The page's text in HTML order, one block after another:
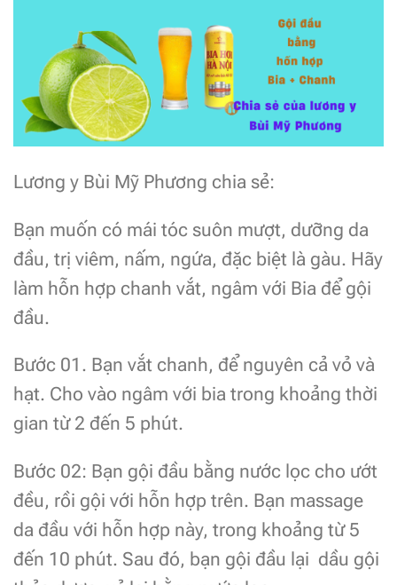
Lương y Bùi Mỹ Phương chia sẻ:
Bạn muốn có mái tóc suôn mượt, dưỡng da
đầu, trị viêm, nấm, ngứa, đặc biệt là gàu. Hãy
làm hỗn hợp chanh vắt, ngâm với Bia để gội
đầu.
Bước 01. Bạn vắt chanh, để nguyên cả vỏ và
hạt. Cho vào ngâm với bia trong khoảng thời
gian từ 2 đến 5 phút.
Bước 02: Bạn gội đầu bằng nước lọc cho ướt
đều, rồi gội với hỗn hợp trên. Bạn massage
da đầu với hỗn hợp này, trong khoảng từ 5
đến 10 phút. Sau đó, bạn gội đầu lại dầu gội